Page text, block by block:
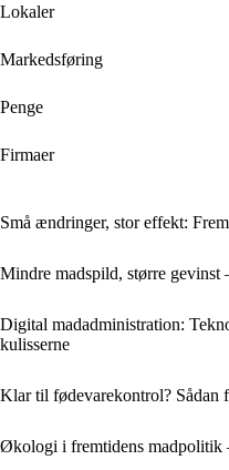
Lokaler
Markedsføring
Penge
Firmaer
Små ændringer, stor effekt:
Mindre madspild, større gevinst
Digital madadministration:
kulisserne
Klar til fødevarekontrol? Sådan
Økologi i fremtidens madpolitik